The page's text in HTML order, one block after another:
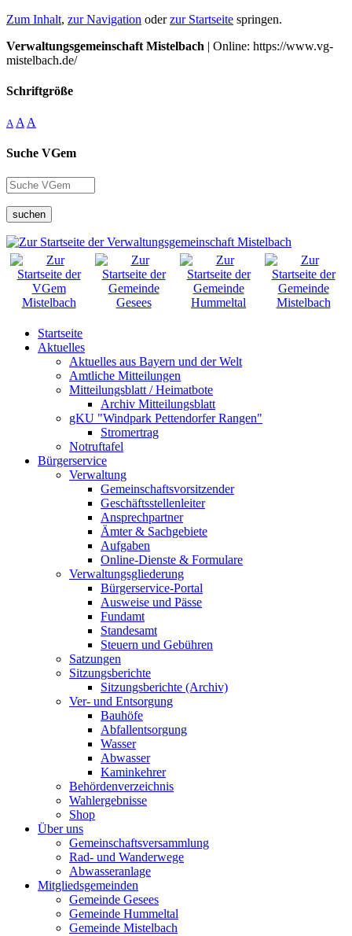
Zum Inhalt, zur Navigation oderzur Startseite springen.
Verwaltungsgemeinschaft Mistelbach | Online: https://www.vg-
mistelbach.de/
Schriftgröße
A A A
Suche VGem
suchen
Startseite
Aktuelles
Aktuelles aus Bayern und der Welt
Amtliche Mitteilungen
Mitteilungsblatt / Heimatbote
Archiv Mitteilungsblatt
gKU "Windpark Pettendorfer Rangen"
Stromertrag
Notruftafel
Bürgerservice
Verwaltung
Gemeinschaftsvorsitzender
Geschäftsstellenleiter
Ansprechpartner
Ämter & Sachgebiete
Aufgaben
Online-Dienste & Formulare
Verwaltungsgliederung
Bürgerservice-Portal
Ausweise und Pässe
Fundamt
Standesamt
Steuern und Gebühren
Satzungen
Sitzungsberichte
Sitzungsberichte (Archiv)
Ver- und Entsorgung
Bauhöfe
Abfallentsorgung
Wasser
Abwasser
Kaminkehrer
Behördenverzeichnis
Wahlergebnisse
Shop
Über uns
Gemeinschaftsversammlung
Rad- und Wanderwege
Abwasseranlage
Mitgliedsgemeinden
Gemeinde Gesees
Gemeinde Hummeltal
Gemeinde Mistelbach